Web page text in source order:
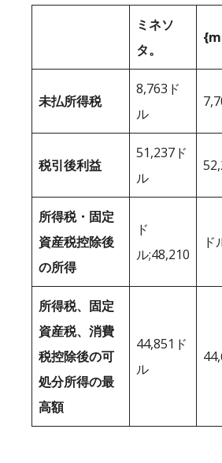
ミネソ
タ。
未払所得税
8,763ド
ル
税引後利益
51,237ド
ル
所得税・固定
資産税控除後
の所得
ド
ル;48,210
ド
所得税、固定
資産税、消費
税控除後の可
処分所得の最
高額
44,851ド
ル